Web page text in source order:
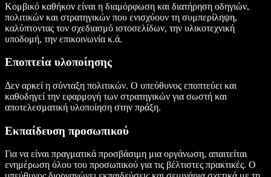
Κομβικό καθήκον είναι η διαμόρφωση και διατήρηση οδηγιών,
πολιτικών και στρατηγικών που ενισχύουν τη συμπερίληψη,
καλύπτοντας τον σχεδιασμό ιστοσελίδων, την υλικοτεχνική
υποδομή, την επικοινωνία κ.ά.
Εποπτεία υλοποίησης
Δεν αρκεί η σύνταξη πολιτικών. Ο υπεύθυνος εποπτεύει και
καθοδηγεί την εφαρμογή των στρατηγικών για σωστή και
αποτελεσματική υλοποίηση στην πράξη.
Εκπαίδευση προσωπικού
Για να είναι πραγματικά προσβάσιμη μια οργάνωση, απαιτείται
ενημέρωση όλου του προσωπικού για τις βέλτιστες πρακτικές. Ο